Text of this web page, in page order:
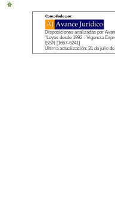
Disposiciones analizadas por
"Leyes desde 1992 - Vigencia
ISSN [1657-6241]
Última actualización: 31 de julio